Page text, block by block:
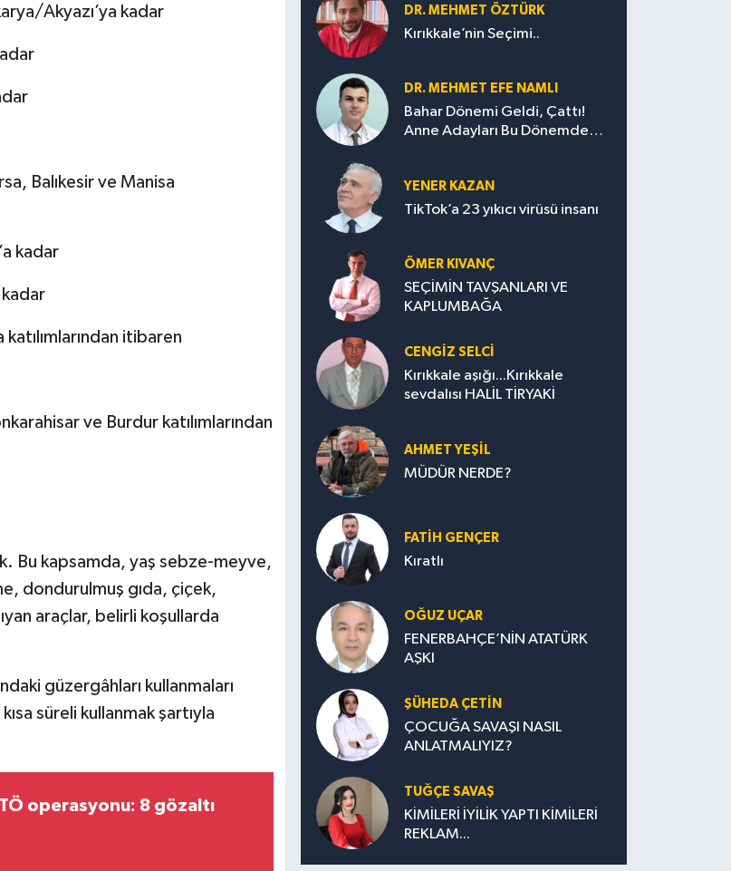
Akyazı’ya kadar
Balıkesir ve Manisa
kadar
itibaren
ve Burdur katılımlarından
Bu kapsamda, yaş sebze-meyve,
dondurulmuş gıda, çiçek,
araçlar, belirli koşullarda
güzergâhları kullanmaları
süreli kullanmak şartıyla
operasyonu: 8 gözaltı
DR. MEHMET ÖZTÜRK
Kırıkkale’nin Seçimi..
DR. MEHMET EFE NAMLI
Bahar Dönemi Geldi, Çattı!
Anne Adayları Bu Dönemde
YENER KAZAN
TikTok’a 23 yıkıcı virüsü insanı
ÖMER KIVANÇ
SEÇİMİN TAVŞANLARI VE
KAPLUMBAĞA
CENGİZ SELCİ
Kırıkkale aşığı...Kırıkkale
sevdalısı HALİL TİRYAKİ
AHMET YEŞİL
MÜDÜR NERDE?
FATIH GENÇER
Kıratlı
OĞUZ UÇAR
FENERBAHÇE’NİN ATATÜRK
AŞKI
ŞÜHEDA ÇETİN
ÇOCUĞA SAVAŞI NASIL
ANLATMALIYIZ?
TUĞÇE SAVAŞ
KİMİLERİ İYİLİK YAPTI KİMİLERİ
REKLAM...